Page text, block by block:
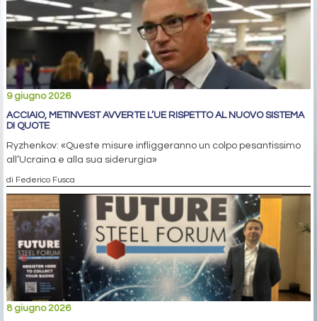
9 giugno 2026
ACCIAIO, METINVEST AVVERTE L’UE RISPETTO AL NUOVO SISTEMA
DI QUOTE
Ryzhenkov: «Queste misure infliggeranno un colpo pesantissimo
all’Ucraina e alla sua siderurgia»
di Federico Fusca
8 giugno 2026